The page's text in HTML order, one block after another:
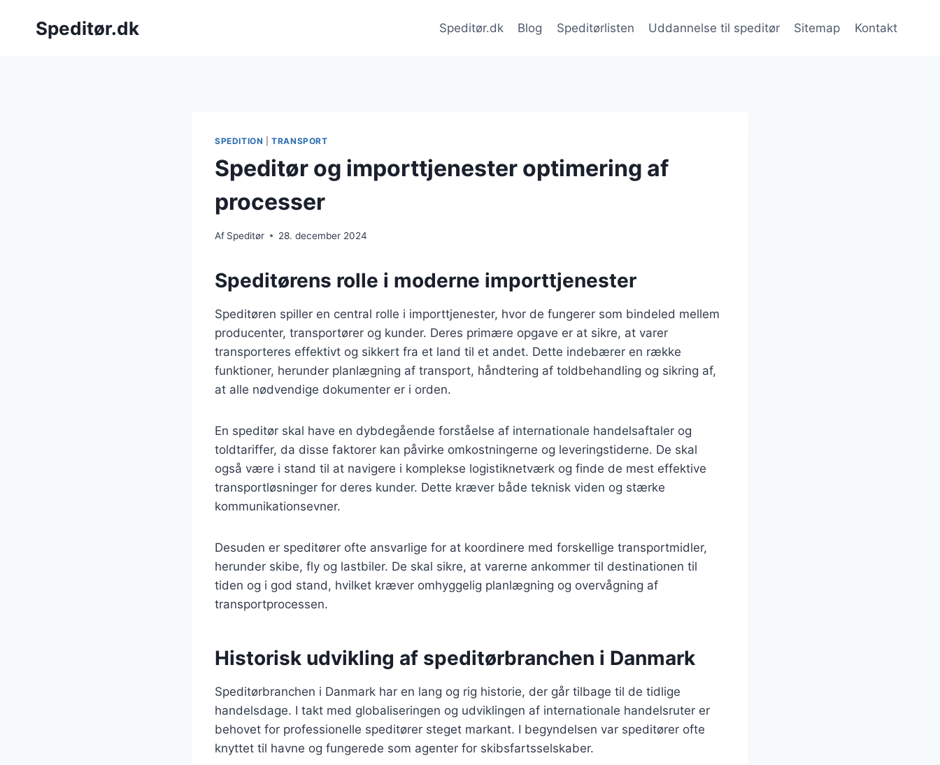
Speditør.dk Speditør.dk Blog Speditørlisten Uddannelse til speditør Sitemap Kontakt
SPEDITION |TRANSPORT
Speditør og importtjenester optimering af
processer
Af Speditør 28. december 2024
Speditørens rolle i moderne importtjenester
Speditøren spiller en central rolle i importtjenester, hvor de fungerer som bindeled mellem
producenter, transportører og kunder. Deres primære opgave er at sikre, at varer
transporteres effektivt og sikkert fra et land til et andet. Dette indebærer en række
funktioner, herunder planlægning af transport, håndtering af toldbehandling og sikring af,
at alle nødvendige dokumenter er i orden.
En speditør skal have en dybdegående forståelse af internationale handelsaftaler og
toldtariffer, da disse faktorer kan påvirke omkostningerne og leveringstiderne. De skal
også være i stand til at navigere i komplekse logistiknetværk og finde de mest effektive
transportløsninger for deres kunder. Dette kræver både teknisk viden og stærke
kommunikationsevner.
Desuden er speditører ofte ansvarlige for at koordinere med forskellige transportmidler,
herunder skibe, fly og lastbiler. De skal sikre, at varerne ankommer til destinationen til
tiden og i god stand, hvilket kræver omhyggelig planlægning og overvågning af
transportprocessen.
Historisk udvikling af speditørbranchen i Danmark
Speditørbranchen i Danmark har en lang og rig historie, der går tilbage til de tidlige
handelsdage. I takt med globaliseringen og udviklingen af internationale handelsruter er
behovet for professionelle speditører steget markant. I begyndelsen var speditører ofte
knyttet til havne og fungerede som agenter for skibsfartsselskaber.